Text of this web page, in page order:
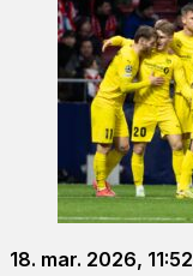
18. mar. 2026, 11:52